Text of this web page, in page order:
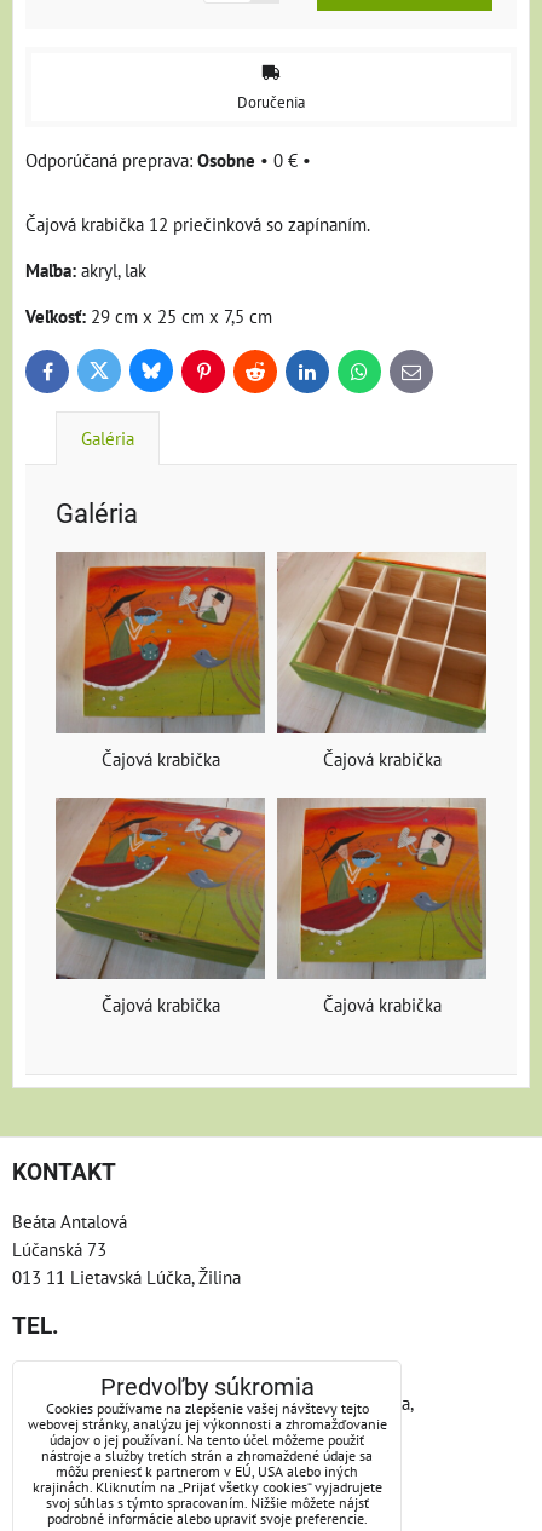
Doručenia
Osobne • 0 € •
Čajová krabička 12 priečinková so zapínaním.
Maľba: akryl, lak
Veľkosť: 29 cm x 25 cm x 7,5 cm
FacebookTwitter BlueskyPinterestReddit LinkedInWhatsApp
E-
mail
Galéria
Galéria
Čajová krabička Čajová krabička
Čajová krabička Čajová krabička
KONTAKT
Beáta Antalová
Lúčanská 73
013 11 Lietavská Lúčka, Žilina
TEL.
Telefón: +421/904/866665
nie vždy nosím pri sebe telefón, keby som nedvíhala,
skúste telepatiu, alebo zakričte:)))
e-mail: antalova.beata@gmail.com
ZOSTAŇME V KONTAKTE
Predvoľby súkromia
Cookies používame na zlepšenie vašej návštevy tejto
webovej stránky, analýzu jej výkonnosti a zhromažďovanie
údajov o jej používaní. Na tento účel môžeme použiť
nástroje a služby tretích strán a zhromaždené údaje sa
môžu preniesť k partnerom v EÚ, USA alebo iných
krajinách. Kliknutím na „Prijať všetky cookies“ vyjadrujete
svoj súhlas s týmto spracovaním. Nižšie môžete nájsť
podrobné informácie alebo upraviť svoje preferencie.